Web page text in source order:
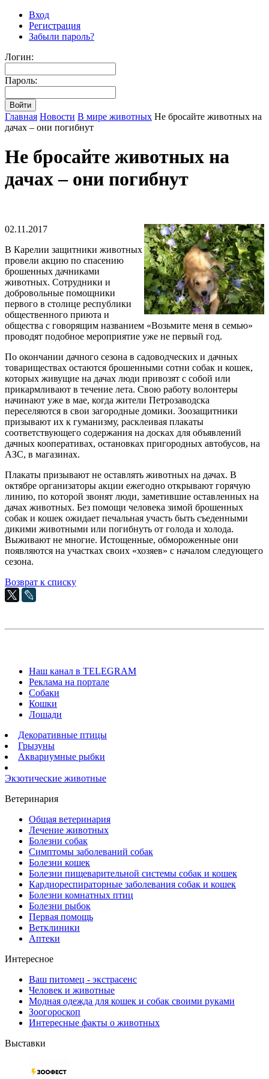
Вход
Регистрация
Забыли пароль?
Логин:
Пароль:
Главная Новости В мире животных Не бросайте животных на
дачах – они погибнут
Не бросайте животных на
дачах – они погибнут
02.11.2017
В Карелии защитники животных
провели акцию по спасению
брошенных дачниками
животных. Сотрудники и
добровольные помощники
первого в столице республики
общественного приюта и
общества с говорящим названием «Возьмите меня в семью»
проводят подобное мероприятие уже не первый год.
По окончании дачного сезона в садоводческих и дачных
товариществах остаются брошенными сотни собак и кошек,
которых живущие на дачах люди привозят с собой или
прикармливают в течение лета. Свою работу волонтеры
начинают уже в мае, когда жители Петрозаводска
переселяются в свои загородные домики. Зоозащитники
призывают их к гуманизму, расклеивая плакаты
соответствующего содержания на досках для объявлений
дачных кооперативах, остановках пригородных автобусов, на
АЗС, в магазинах.
Плакаты призывают не оставлять животных на дачах. В
октябре организаторы акции ежегодно открывают горячую
линию, по которой звонят люди, заметившие оставленных на
дачах животных. Без помощи человека зимой брошенных
собак и кошек ожидает печальная участь быть съеденными
дикими животными или погибнуть от голода и холода.
Выживают не многие. Истощенные, обмороженные они
появляются на участках своих «хозяев» с началом следующего
сезона.
Возврат к списку
Наш канал в TELEGRAM
Реклама на портале
Собаки
Кошки
Лошади
Декоративные птицы
Грызуны
Аквариумные рыбки
Экзотические животные
Ветеринария
Общая ветеринария
Лечение животных
Болезни собак
Симптомы заболеваний собак
Болезни кошек
Болезни пищеварительной системы собак и кошек
Кардиореспираторные заболевания собак и кошек
Болезни комнатных птиц
Болезни рыбок
Первая помощь
Ветклиники
Аптеки
Интересное
Ваш питомец - экстрасенс
Человек и животные
Модная одежда для кошек и собак своими руками
Зоогороскоп
Интересные факты о животных
Выставки